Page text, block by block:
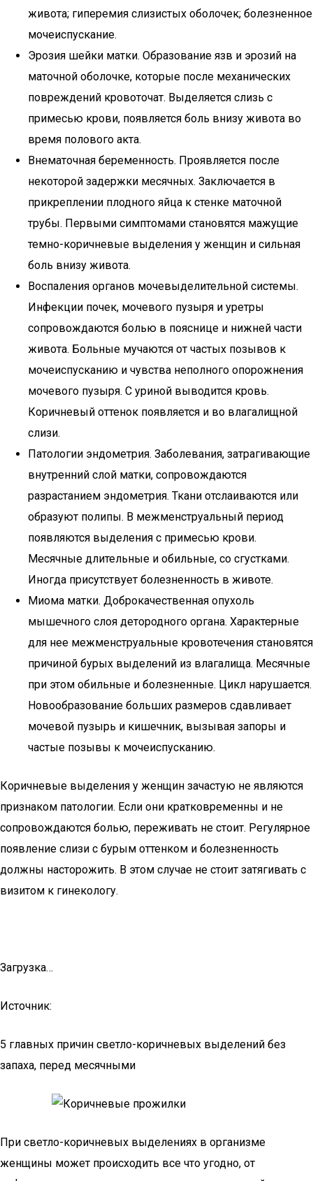
живота; гиперемия слизистых оболочек; болезненное
мочеиспускание.
Эрозия шейки матки. Образование язв и эрозий на
маточной оболочке, которые после механических
повреждений кровоточат. Выделяется слизь с
примесью крови, появляется боль внизу живота во
время полового акта.
Внематочная беременность. Проявляется после
некоторой задержки месячных. Заключается в
прикреплении плодного яйца к стенке маточной
трубы. Первыми симптомами становятся мажущие
темно-коричневые выделения у женщин и сильная
боль внизу живота.
Воспаления органов мочевыделительной системы.
Инфекции почек, мочевого пузыря и уретры
сопровождаются болью в пояснице и нижней части
живота. Больные мучаются от частых позывов к
мочеиспусканию и чувства неполного опорожнения
мочевого пузыря. С уриной выводится кровь.
Коричневый оттенок появляется и во влагалищной
слизи.
Патологии эндометрия. Заболевания, затрагивающие
внутренний слой матки, сопровождаются
разрастанием эндометрия. Ткани отслаиваются или
образуют полипы. В межменструальный период
появляются выделения с примесью крови.
Месячные длительные и обильные, со сгустками.
Иногда присутствует болезненность в животе.
Миома матки. Доброкачественная опухоль
мышечного слоя детородного органа. Характерные
для нее межменструальные кровотечения становятся
причиной бурых выделений из влагалища. Месячные
при этом обильные и болезненные. Цикл нарушается.
Новообразование больших размеров сдавливает
мочевой пузырь и кишечник, вызывая запоры и
частые позывы к мочеиспусканию.
Коричневые выделения у женщин зачастую не являются
признаком патологии. Если они кратковременны и не
сопровождаются болью, переживать не стоит. Регулярное
появление слизи с бурым оттенком и болезненность
должны насторожить. В этом случае не стоит затягивать с
визитом к гинекологу.
Загрузка…
Источник:
5 главных причин светло-коричневых выделений без
запаха, перед месячными
При светло-коричневых выделениях в организме
женщины может происходить все что угодно, от